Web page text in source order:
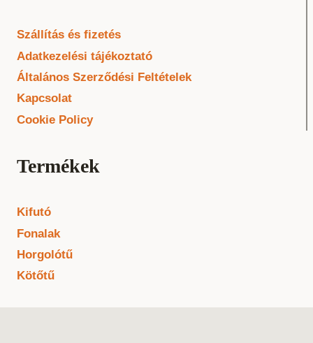
Szállítás és fizetés
Adatkezelési tájékoztató
Általános Szerződési Feltételek
Kapcsolat
Cookie Policy
Termékek
Kifutó
Fonalak
Horgolótű
Kötőtű